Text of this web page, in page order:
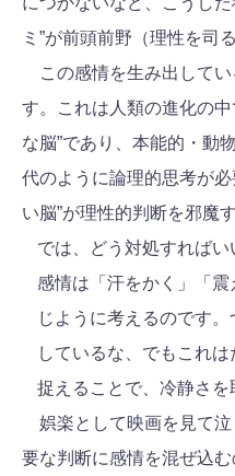
ミ”が前頭前野（理性を司
この感情を生み出して
す。これは人類の進化の
な脳”であり、本能的・動
代のように論理的思考が
い脳”が理性的判断を邪魔
では、どう対処すればい
感情は「汗をかく」「
じように考えるのです
しているな、でもこれ
捉えることで、冷静さを
娯楽として映画を見て
要な判断に感情を混ぜ込